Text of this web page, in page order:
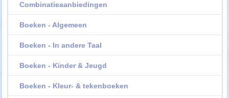
Combinatieaanbiedingen
Boeken - Algemeen
Boeken - In andere Taal
Boeken - Kinder & Jeugd
Boeken - Kleur- & tekenboeken